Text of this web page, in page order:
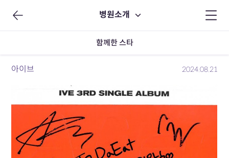
병원소개
함께한 스타
아이브 2024.08.21